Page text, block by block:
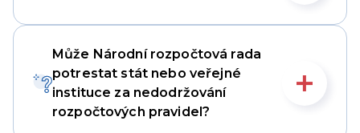
Může Národní rozpočtová rada
potrestat stát nebo veřejné
instituce za nedodržování
rozpočtových pravidel?